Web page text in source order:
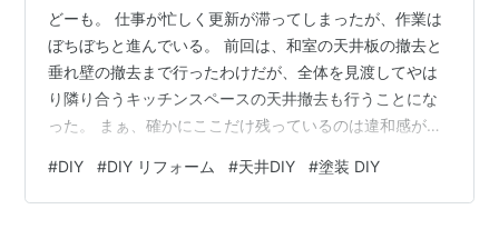
どーも。 仕事が忙しく更新が滞ってしまったが、作業は
ぼちぼちと進んでいる。 前回は、和室の天井板の撤去と
垂れ壁の撤去まで行ったわけだが、全体を見渡してやは
り隣り合うキッチンスペースの天井撤去も行うことにな
った。 まぁ、確かにここだけ残っているのは違和感があ
で、なかなか精神的にくるものがあったが、そこはなん
とか頑張った。 これで隣り合う３部屋全ての天井板を抜
#DIY #DIY リフォーム #天井DIY #塗装 DIY